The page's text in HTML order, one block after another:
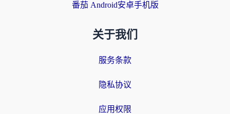
番茄 Android安卓手机版
关于我们
服务条款
隐私协议
应用权限